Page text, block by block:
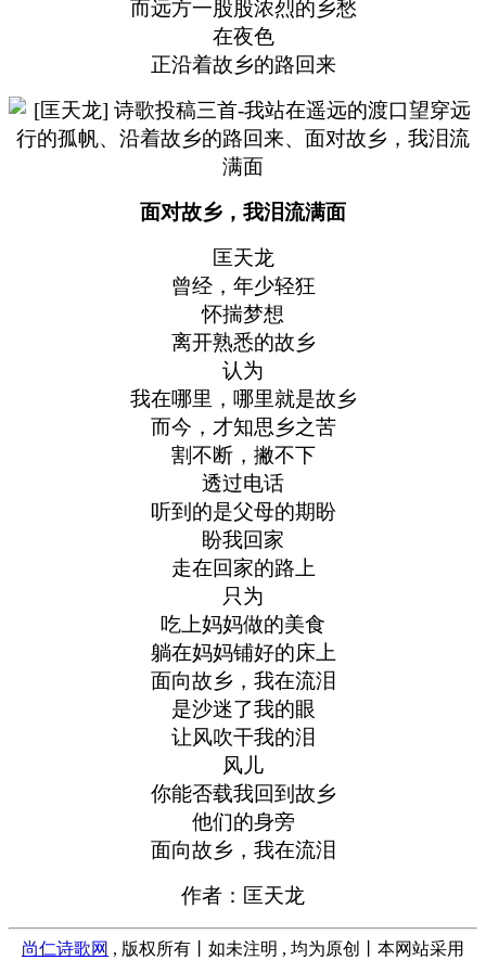
而远方一股股浓烈的乡愁
在夜色
正沿着故乡的路回来
面对故乡，我泪流满面
匡天龙
曾经，年少轻狂
怀揣梦想
离开熟悉的故乡
认为
我在哪里，哪里就是故乡
而今，才知思乡之苦
割不断，撇不下
透过电话
听到的是父母的期盼
盼我回家
走在回家的路上
只为
吃上妈妈做的美食
躺在妈妈铺好的床上
面向故乡，我在流泪
是沙迷了我的眼
让风吹干我的泪
风儿
你能否载我回到故乡
他们的身旁
面向故乡，我在流泪
作者：匡天龙
尚仁诗歌网 , 版权所有丨如未注明 , 均为原创丨本网站采用